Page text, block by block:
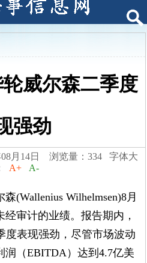
威尔森二季度
强劲
月14日 浏览量：334 字体大
A+ A-
(Wallenius Wilhelmsen)8月
经审计的业绩。报告期内，
度表现强劲，尽管市场波动
润（EBITDA）达到4.7亿美